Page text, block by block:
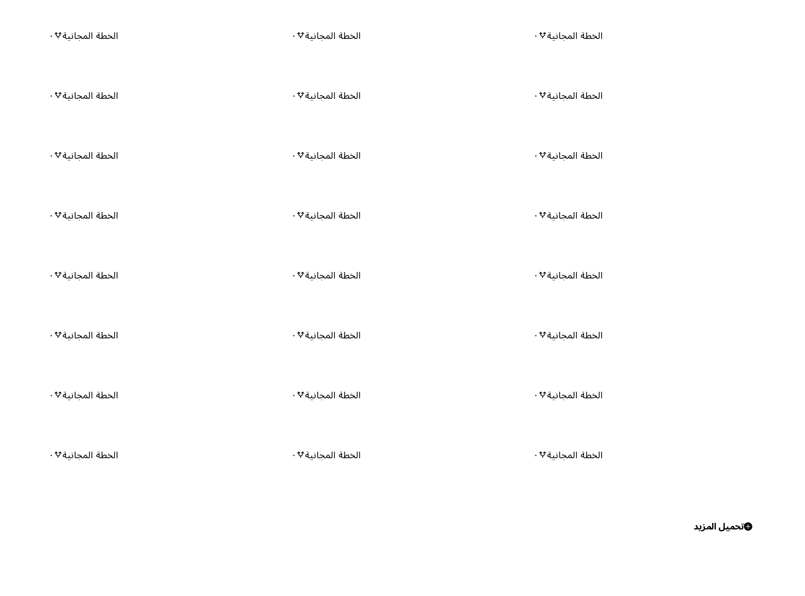
الخطة المجانية ٠ الخطة المجانية ٠ الخطة المجانية ٠
الخطة المجانية ٠ الخطة المجانية ٠ الخطة المجانية ٠
الخطة المجانية ٠ الخطة المجانية ٠ الخطة المجانية ٠
الخطة المجانية ٠ الخطة المجانية ٠ الخطة المجانية ٠
الخطة المجانية ٠ الخطة المجانية ٠ الخطة المجانية ٠
الخطة المجانية ٠ الخطة المجانية ٠ الخطة المجانية ٠
الخطة المجانية ٠ الخطة المجانية ٠ الخطة المجانية ٠
الخطة المجانية ٠ الخطة المجانية ٠ الخطة المجانية ٠
تحميل المزيد